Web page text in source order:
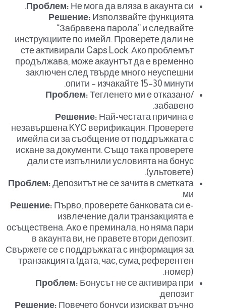
Проблем: Не мога да вляза в акаунта си.
Решение: Използвайте функцията
“Забравена парола” и следвайте
инструкциите по имейл. Проверете дали не
сте активирали Caps Lock. Ако проблемът
продължава, може акаунтът да е временно
заключен след твърде много неуспешни
опити – изчакайте 15–30 минути.
Проблем: Тегленето ми е отказано/
забавено.
Решение: Най-честата причина е
незавършена KYC верификация. Проверете
имейла си за съобщение от поддръжката с
искане за документи. Също така проверете
дали сте изпълнили условията на бонус
(ультовете).
Проблем: Депозитът не се зачита в сметката
ми.
Решение: Първо, проверете банковата си е-
извлечение дали транзакцията е
осъществена. Ако е преминала, но няма пари
в акаунта ви, не правете втори депозит.
Свържете се с поддръжката с информация за
транзакцията (дата, час, сума, референтен
номер).
Проблем: Бонусът не се активира при
депозит.
Решение: Повечето бонуси изискват ръчно